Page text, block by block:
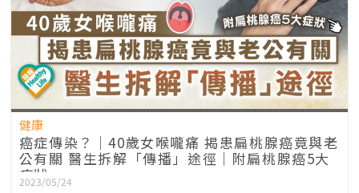
健康
癌症傳染？｜40歲女喉嚨痛 揭患扁桃腺癌竟與老
公有關 醫生拆解「傳播」途徑｜附扁桃腺癌5大
症狀
2023/05/24